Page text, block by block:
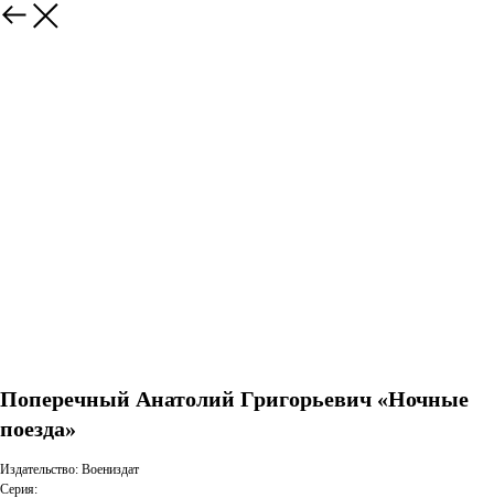
Поперечный Анатолий Григорьевич «Ночные
поезда»
Издательство: Воениздат
Серия: